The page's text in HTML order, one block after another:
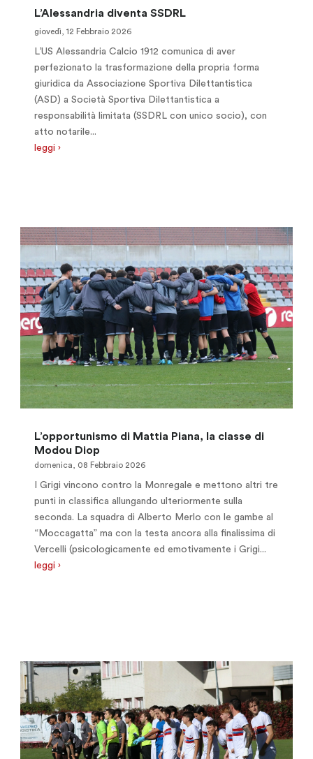
L’Alessandria diventa SSDRL
giovedì, 12 Febbraio 2026
L’US Alessandria Calcio 1912 comunica di aver
perfezionato la trasformazione della propria forma
giuridica da Associazione Sportiva Dilettantistica
(ASD) a Società Sportiva Dilettantistica a
responsabilità limitata (SSDRL con unico socio), con
atto notarile...
leggi ›
L’opportunismo di Mattia Piana, la classe di
Modou Diop
domenica, 08 Febbraio 2026
I Grigi vincono contro la Monregale e mettono altri tre
punti in classifica allungando ulteriormente sulla
seconda. La squadra di Alberto Merlo con le gambe al
“Moccagatta” ma con la testa ancora alla finalissima di
Vercelli (psicologicamente ed emotivamente i Grigi...
leggi ›